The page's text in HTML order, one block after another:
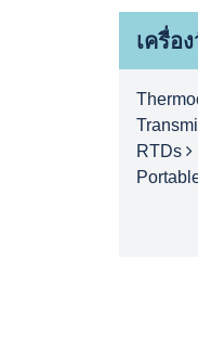
เครื่อ
RTDs